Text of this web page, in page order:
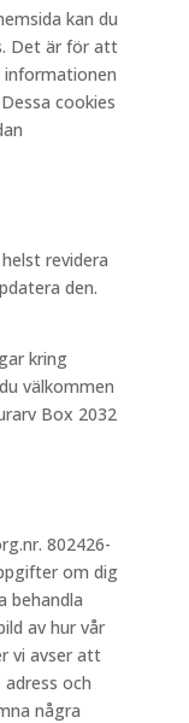
kan du
Det är för att
informationen
cookies
revidera
den.
kring
välkommen
Box 2032
802426-
om dig
behandla
av hur vår
vi avser att
och
några